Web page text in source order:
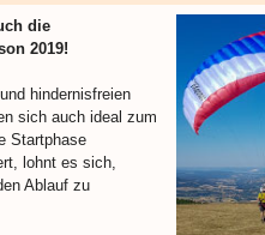
die
2019!
hindernisfreien
sich auch ideal zum
Startphase
lohnt es sich,
Ablauf zu